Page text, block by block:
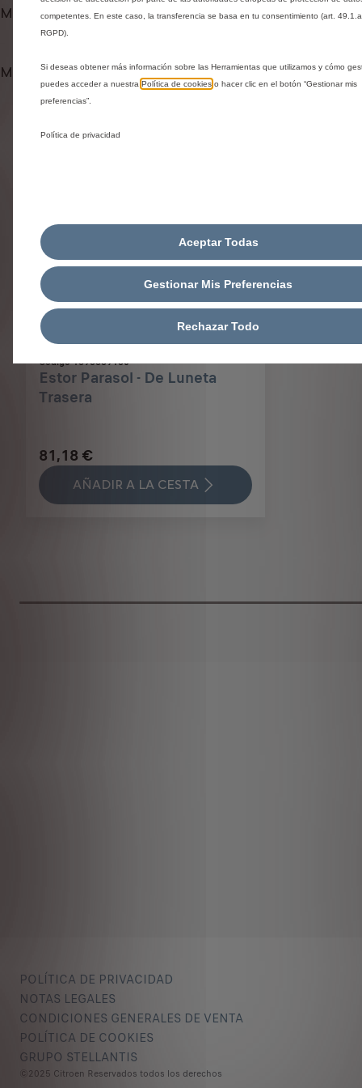
Métodos de pago
Métodos de envío y devolución
Productos relacionados
Codigo 1695689180
Estor Parasol - De Luneta
Trasera
81,18 €
AÑADIR A LA CESTA
POLÍTICA DE PRIVACIDAD
NOTAS LEGALES
CONDICIONES GENERALES DE VENTA
POLÍTICA DE COOKIES
GRUPO STELLANTIS
©2025 Citroen Reservados todos los derechos
competentes. En este caso, la transferencia se basa en tu consentimiento (art.
RGPD).
Si deseas obtener más información sobre las Herramientas que utilizamos y cómo
puedes acceder a nuestra Política de cookies o hacer clic en el botón “Gestionar mis
preferencias”.
Política de privacidad
Gestionar Mis Preferencias
Aceptar Todas
Rechazar Todo